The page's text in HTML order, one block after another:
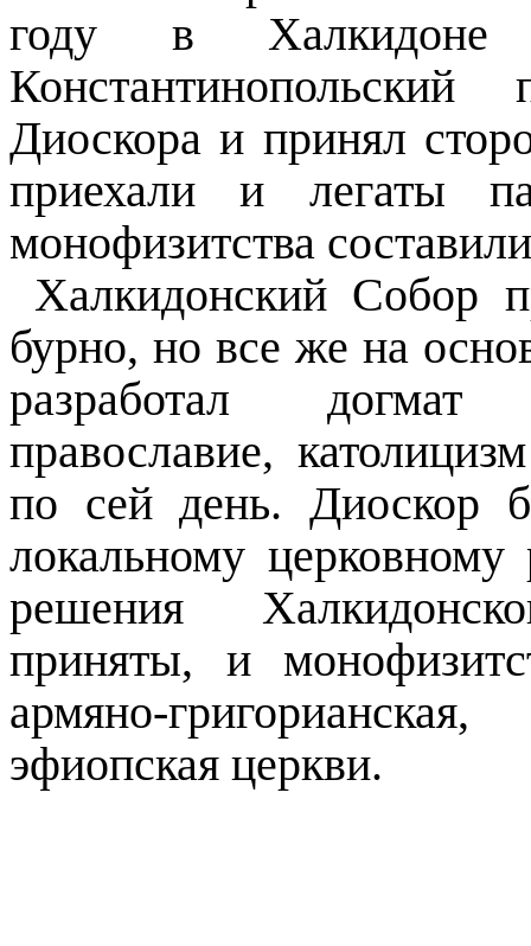
году в Халкидоне
Диоскора и принял
приехали и легаты
монофизитства
Халкидонский Собор
бурно, но все же на
разработал догмат
православие,
по сей день. Диоскор
локальному
решения
приняты, и
армяно-
эфиопская церкви.